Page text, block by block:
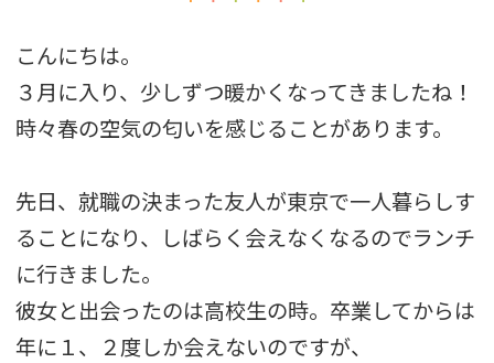
こんにちは。
３月に入り、少しずつ暖かくなってきましたね！
時々春の空気の匂いを感じることがあります。
先日、就職の決まった友人が東京で一人暮らしす
ることになり、しばらく会えなくなるのでランチ
に行きました。
彼女と出会ったのは高校生の時。卒業してからは
年に１、２度しか会えないのですが、